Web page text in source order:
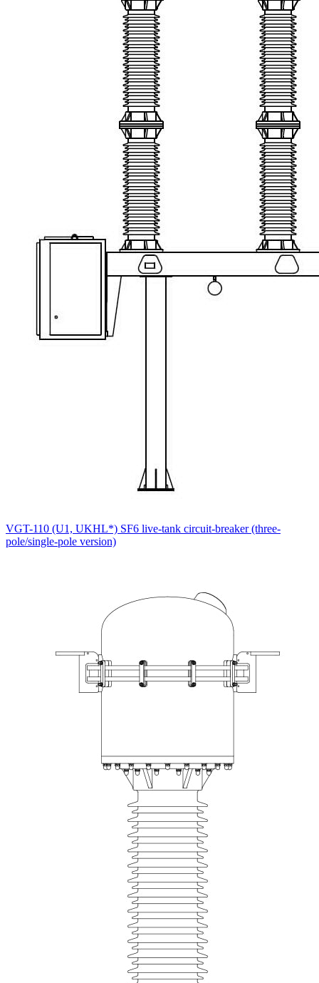
VGT-110 (U1, UKHL*) SF6 live-tank circuit-breaker (three-
pole/single-pole version)